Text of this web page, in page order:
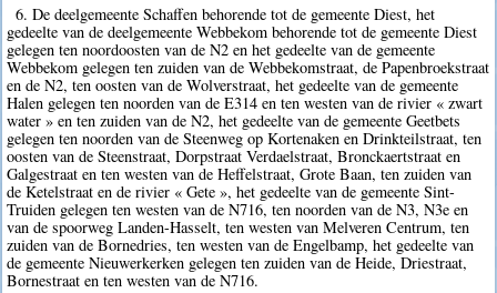
6. De deelgemeente Schaffen behorende tot de gemeente Diest, het
gedeelte van de deelgemeente Webbekom behorende tot de gemeente Diest
gelegen ten noordoosten van de N2 en het gedeelte van de gemeente
Webbekom gelegen ten zuiden van de Webbekomstraat, de Papenbroekstraat
en de N2, ten oosten van de Wolverstraat, het gedeelte van de gemeente
Halen gelegen ten noorden van de E314 en ten westen van de rivier « zwart
water » en ten zuiden van de N2, het gedeelte van de gemeente Geetbets
gelegen ten noorden van de Steenweg op Kortenaken en Drinkteilstraat, ten
oosten van de Steenstraat, Dorpstraat Verdaelstraat, Bronckaertstraat en
Galgestraat en ten westen van de Heffelstraat, Grote Baan, ten zuiden van
de Ketelstraat en de rivier « Gete », het gedeelte van de gemeente Sint-
Truiden gelegen ten westen van de N716, ten noorden van de N3, N3e en
van de spoorweg Landen-Hasselt, ten westen van Melveren Centrum, ten
zuiden van de Bornedries, ten westen van de Engelbamp, het gedeelte van
de gemeente Nieuwerkerken gelegen ten zuiden van de Heide, Driestraat,
Bornestraat en ten westen van de N716.